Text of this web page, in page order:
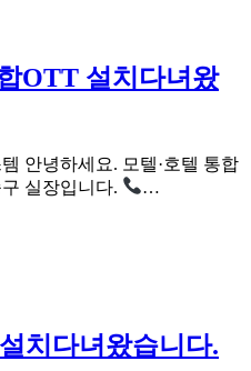
OTT 설치다녀왔
안녕하세요. 모텔·호텔 통합
실장입니다.
…
치다녀왔습니다.